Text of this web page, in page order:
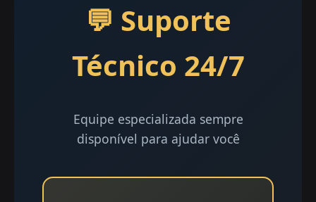
💬 Suporte
Técnico 24/7
Equipe especializada sempre
disponível para ajudar você